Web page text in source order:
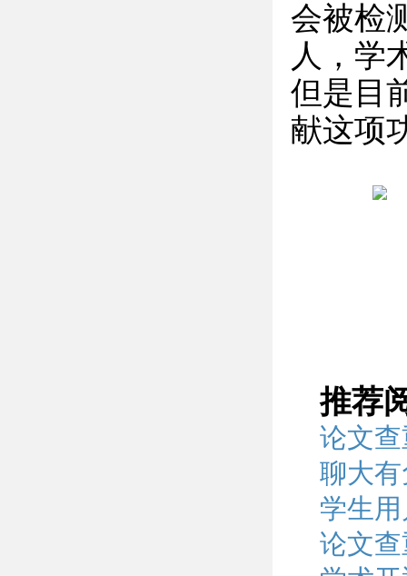
会被检
人，学
但是目
献这项
推荐
论文
聊大
学生
论文